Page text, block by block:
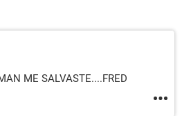
ME SALVASTE....FRED